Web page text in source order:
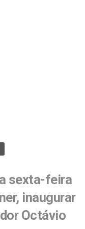
sexta-feira
inaugurar
Octávio